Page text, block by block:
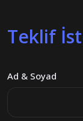
Teklif
Ad & Soyad